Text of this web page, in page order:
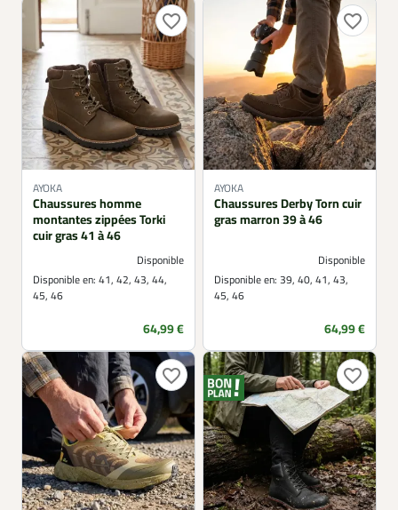
favorite_border
AYOKA
Chaussures homme
montantes zippées Torki
cuir gras 41 à 46
Disponible
Disponible en: 41, 42, 43, 44,
45, 46
Prix
64,99 €
favorite_border
AYOKA
Chaussures Derby Torn cuir
gras marron 39 à 46
Disponible
Disponible en: 39, 40, 41, 43,
45, 46
Prix
64,99 €
favorite_border favorite_border